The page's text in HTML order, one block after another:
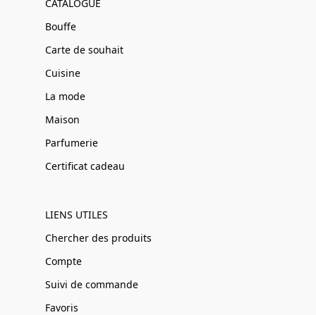
CATALOGUE
Bouffe
Carte de souhait
Cuisine
La mode
Maison
Parfumerie
Certificat cadeau
LIENS UTILES
Chercher des produits
Compte
Suivi de commande
Favoris